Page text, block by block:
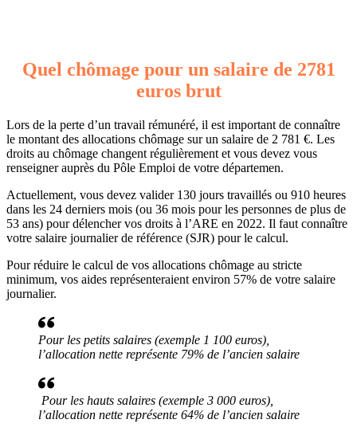
Quel chômage pour un salaire de 2781
euros brut
Lors de la perte d’un travail rémunéré, il est important de connaître
le montant des allocations chômage sur un salaire de 2 781 €. Les
droits au chômage changent régulièrement et vous devez vous
renseigner auprès du Pôle Emploi de votre départemen.
Actuellement, vous devez valider 130 jours travaillés ou 910 heures
dans les 24 derniers mois (ou 36 mois pour les personnes de plus de
53 ans) pour délencher vos droits à l’ARE en 2022. Il faut connaître
votre salaire journalier de référence (SJR) pour le calcul.
Pour réduire le calcul de vos allocations chômage au stricte
minimum, vos aides représenteraient environ 57% de votre salaire
journalier.
Pour les petits salaires (exemple 1 100 euros),
l’allocation nette représente 79% de l’ancien salaire
Pour les hauts salaires (exemple 3 000 euros),
l’allocation nette représente 64% de l’ancien salaire